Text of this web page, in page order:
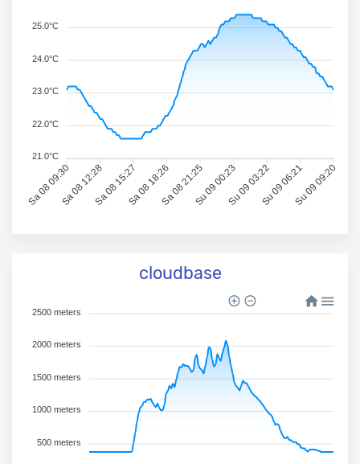
Sa 08 09:30Sa 08 12:28Sa 08 15:27Sa 08 18:26Sa 08 21:25Su 09 00:23Su 09 03:22Su 09 06:21Su 09 09:20
25.0°C
24.0°C
23.0°C
22.0°C
21.0°C
cloudbase
2500 meters
2000 meters
1500 meters
1000 meters
500 meters